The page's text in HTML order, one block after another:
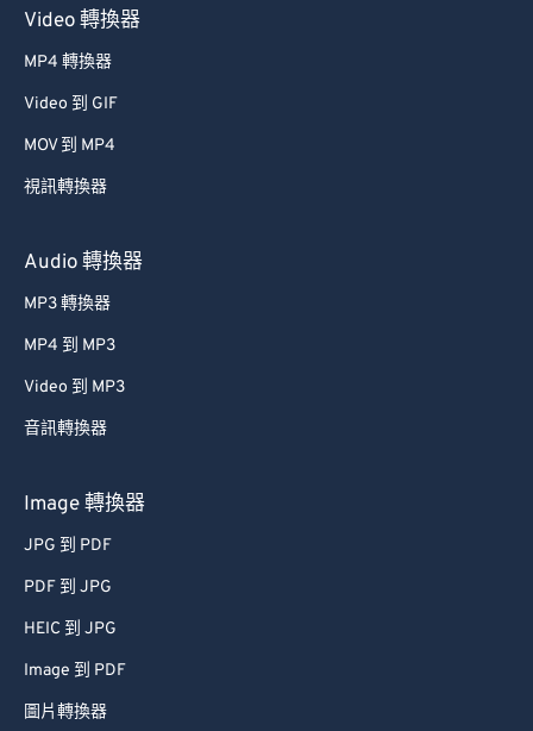
Video 轉換器
MP4 轉換器
Video 到 GIF
MOV 到 MP4
視訊轉換器
Audio 轉換器
MP3 轉換器
MP4 到 MP3
Video 到 MP3
音訊轉換器
Image 轉換器
JPG 到 PDF
PDF 到 JPG
HEIC 到 JPG
Image 到 PDF
圖片轉換器